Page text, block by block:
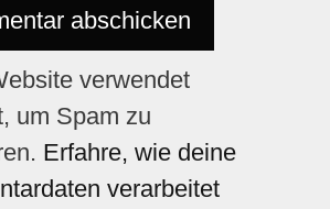
verwendet
um Spam zu
Erfahre, wie deine
verarbeitet